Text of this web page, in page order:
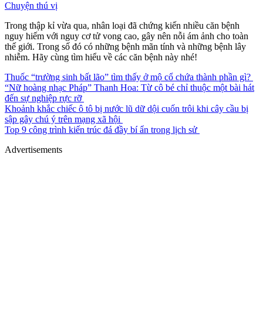
Chuyện thú vị
Trong thập kỉ vừa qua, nhân loại đã chứng kiến nhiều căn bệnh
nguy hiếm với nguy cơ tử vong cao, gây nên nỗi ám ảnh cho toàn
thế giới. Trong số đó có những bệnh mãn tính và những bệnh lây
nhiễm. Hãy cùng tìm hiểu về các căn bệnh này nhé!
Thuốc “trường sinh bất lão” tìm thấy ở mộ cổ chứa thành phần gì?
“Nữ hoàng nhạc Pháp” Thanh Hoa: Từ cô bé chỉ thuộc một bài hát
đến sự nghiệp rực rỡ
Khoảnh khắc chiếc ô tô bị nước lũ dữ dội cuốn trôi khi cây cầu bị
sập gây chú ý trên mạng xã hội
Top 9 công trình kiến trúc đá đầy bí ẩn trong lịch sử
Advertisements